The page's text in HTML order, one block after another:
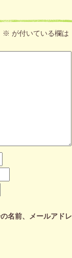
※ が付いている欄は
名前、メールアドレ